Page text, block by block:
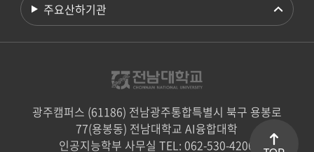
주요산하기관
광주캠퍼스 (61186) 전남광주통합특별시 북구 용봉로
77(용봉동) 전남대학교 AI융합대학
인공지능학부 사무실 TEL: 062-530-4206